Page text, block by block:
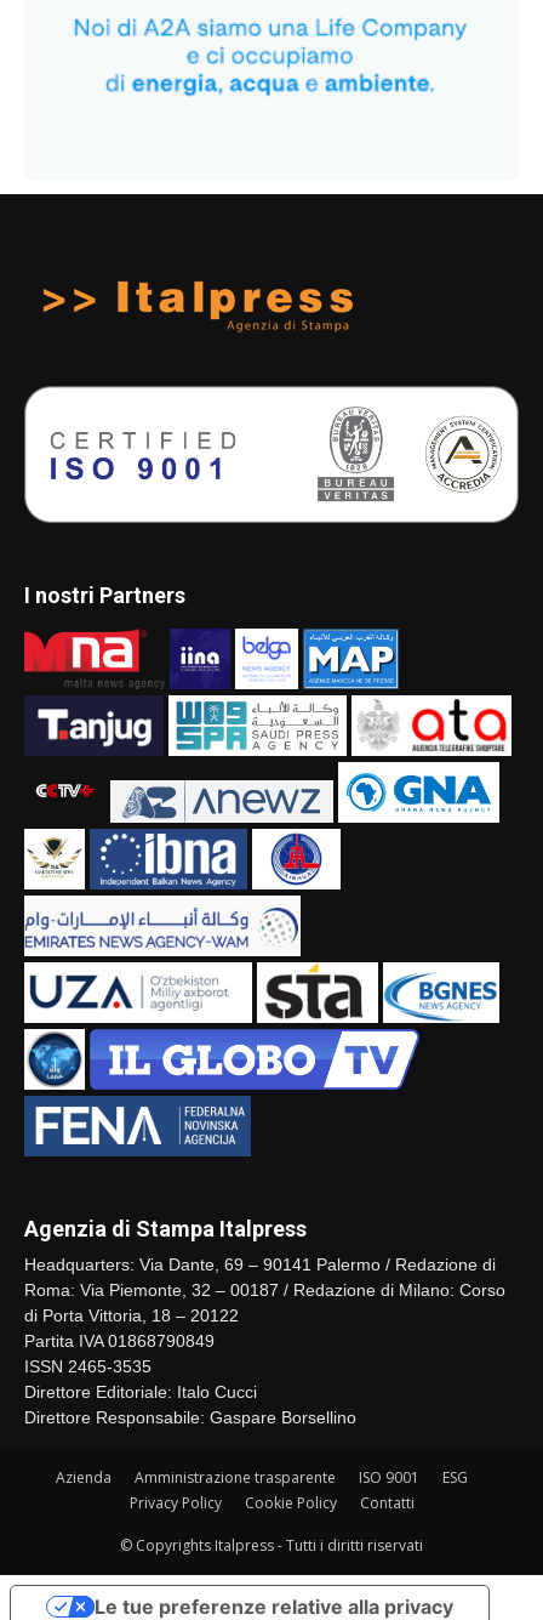
I nostri Partners
Agenzia di Stampa Italpress
Headquarters: Via Dante, 69 – 90141 Palermo / Redazione di
Roma: Via Piemonte, 32 – 00187 / Redazione di Milano: Corso
di Porta Vittoria, 18 – 20122
Partita IVA 01868790849
ISSN 2465-3535
Direttore Editoriale: Italo Cucci
Direttore Responsabile: Gaspare Borsellino
Azienda Amministrazione trasparente ISO 9001
ESG
Privacy Policy
Cookie Policy Contatti
© Copyrights Italpress - Tutti i diritti riservati
Le tue preferenze relative alla privacy